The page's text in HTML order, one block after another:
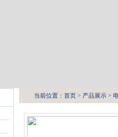
当前位置： 首页 > 产品展示 >